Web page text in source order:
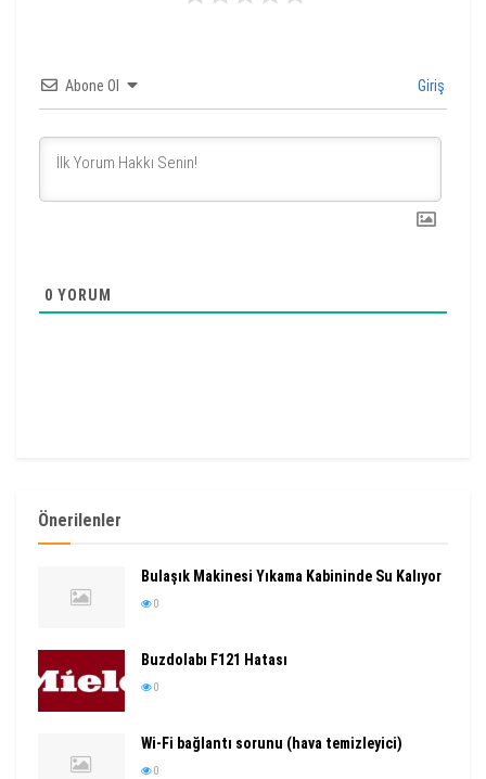
Abone Ol Giriş
0 YORUM
Önerilenler
Bulaşık Makinesi Yıkama Kabininde Su Kalıyor
0
Buzdolabı F121 Hatası
0
Wi-Fi bağlantı sorunu (hava temizleyici)
0